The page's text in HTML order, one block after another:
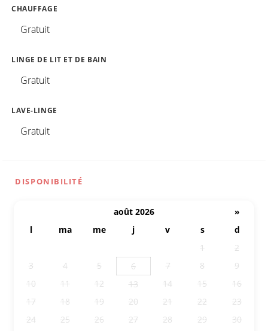
CHAUFFAGE
Gratuit
LINGE DE LIT ET DE BAIN
Gratuit
LAVE-LINGE
Gratuit
DISPONIBILITÉ
août 2026
»
l
ma me j v s
d
1
2
3
4 5 6 7 8
9
10
11 12 13 14 15
16
17
18 19 20 21 22
23
24
25 26 27 28 29
30